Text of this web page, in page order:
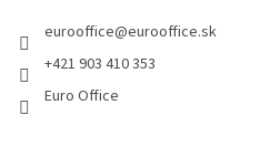
eurooffice@eurooffice.sk
+421 903 410 353
Euro Office